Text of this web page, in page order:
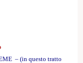
– (in questo tratto